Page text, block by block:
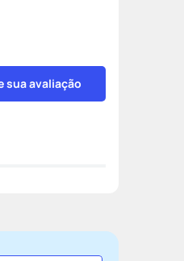
sua avaliação